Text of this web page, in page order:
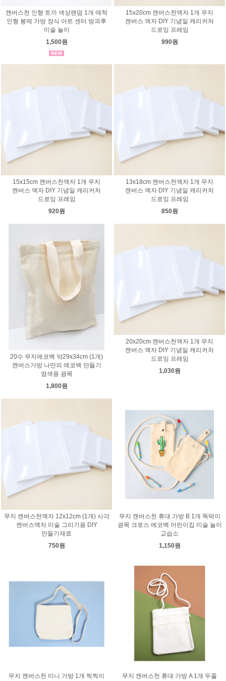
캔버스천 인형 토끼 색상랜덤 1개 애착
인형 봉제 가방 장식 아트 센터 방과후
미술 놀이
1,500원
15x20cm 캔버스천액자 1개 무지
캔버스 액자 DIY 기념일 캐리커처
드로잉 프레임
990원
15x15cm 캔버스천액자 1개 무지
캔버스 액자 DIY 기념일 캐리커처
드로잉 프레임
920원
13x18cm 캔버스천액자 1개 무지
캔버스 액자 DIY 기념일 캐리커처
드로잉 프레임
850원
20수 무지에코백 약29x34cm (1개)
캔버스가방 나만의 에코백 만들기
염색용 광목
1,800원
20x20cm 캔버스천액자 1개 무지
캔버스 액자 DIY 기념일 캐리커처
드로잉 프레임
1,030원
무지 캔버스천액자 12x12cm (1개) 사각
캔버스액자 미술 그리기용 DIY
만들기재료
750원
무지 캔버스천 휴대 가방 B 1개 똑딱이
광목 크로스 에코백 어린이집 미술 놀이
교습소
1,150원
무지 캔버스천 미니 가방 1개 찍찍이 무지 캔버스천 휴대 가방 A 1개 두줄